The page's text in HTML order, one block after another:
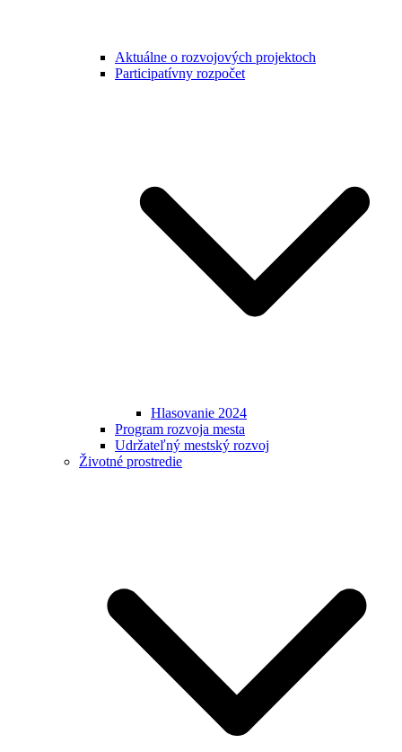
Aktuálne o rozvojových projektoch
Participatívny rozpočet
Hlasovanie 2024
Program rozvoja mesta
Udržateľný mestský rozvoj
Životné prostredie